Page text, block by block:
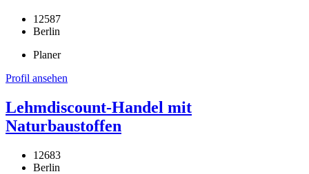
12587
Berlin
Planer
Profil ansehen
Lehmdiscount-Handel mit
Naturbaustoffen
12683
Berlin